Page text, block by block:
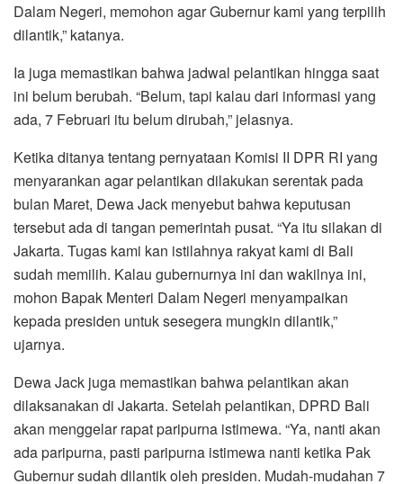
Dalam Negeri, memohon agar Gubernur kami yang terpilih
dilantik,” katanya.
Ia juga memastikan bahwa jadwal pelantikan hingga saat
ini belum berubah. “Belum, tapi kalau dari informasi yang
ada, 7 Februari itu belum dirubah,” jelasnya.
Ketika ditanya tentang pernyataan Komisi II DPR RI yang
menyarankan agar pelantikan dilakukan serentak pada
bulan Maret, Dewa Jack menyebut bahwa keputusan
tersebut ada di tangan pemerintah pusat. “Ya itu silakan di
Jakarta. Tugas kami kan istilahnya rakyat kami di Bali
sudah memilih. Kalau gubernurnya ini dan wakilnya ini,
mohon Bapak Menteri Dalam Negeri menyampaikan
kepada presiden untuk sesegera mungkin dilantik,”
ujarnya.
Dewa Jack juga memastikan bahwa pelantikan akan
dilaksanakan di Jakarta. Setelah pelantikan, DPRD Bali
akan menggelar rapat paripurna istimewa. “Ya, nanti akan
ada paripurna, pasti paripurna istimewa nanti ketika Pak
Gubernur sudah dilantik oleh presiden. Mudah-mudahan 7